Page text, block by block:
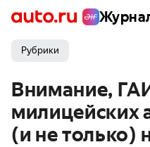
Рубрики
Внимание,
милицейских
(и не только)